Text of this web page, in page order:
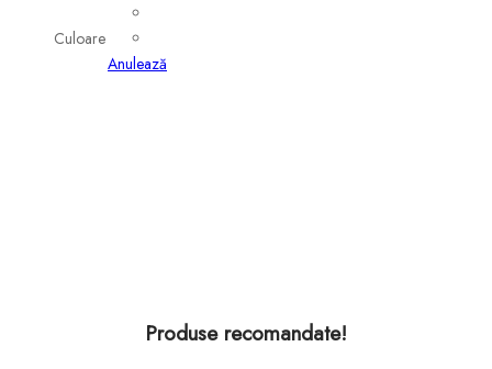
Culoare
Anulează
Produse recomandate!